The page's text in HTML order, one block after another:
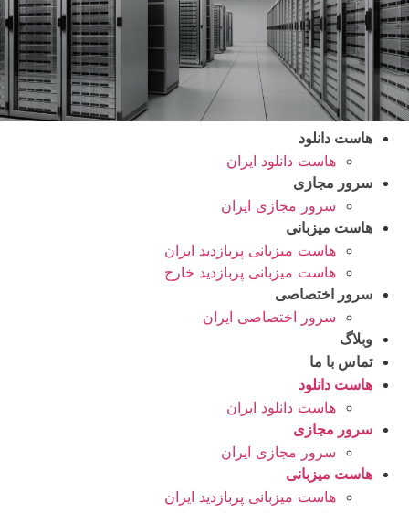
هاست دانلود
هاست دانلود ایران
سرور مجازی
سرور مجازی ایران
هاست میزبانی
هاست میزبانی پربازدید ایران
هاست میزبانی پربازدید خارج
سرور اختصاصی
سرور اختصاصی ایران
وبلاگ
تماس با ما
هاست دانلود
هاست دانلود ایران
سرور مجازی
سرور مجازی ایران
هاست میزبانی
هاست میزبانی پربازدید ایران